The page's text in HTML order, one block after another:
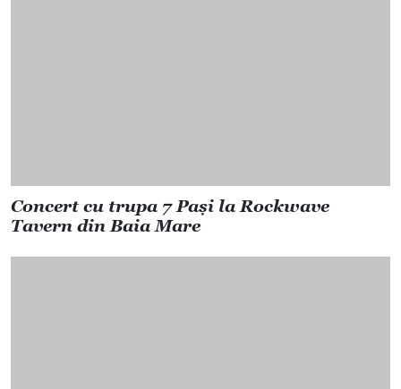
Concert cu trupa 7 Pași la Rockwave
Tavern din Baia Mare